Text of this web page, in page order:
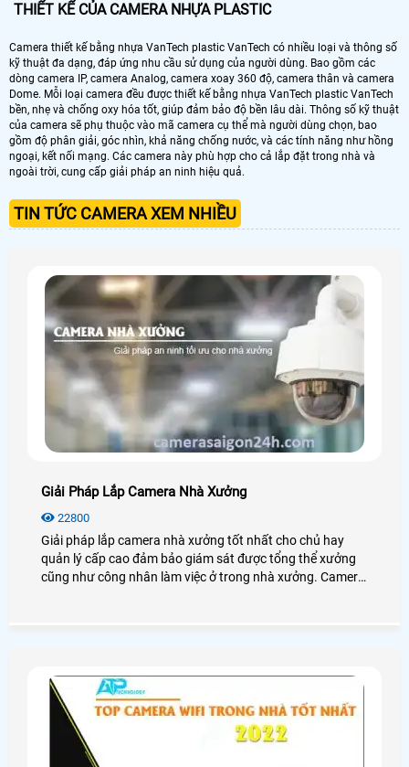
THIẾT KẾ CỦA CAMERA NHỰA PLASTIC
Camera thiết kế bằng nhựa VanTech plastic VanTech có nhiều loại và thông số
kỹ thuật đa dạng, đáp ứng nhu cầu sử dụng của người dùng. Bao gồm các
dòng camera IP, camera Analog, camera xoay 360 độ, camera thân và camera
Dome. Mỗi loại camera đều được thiết kế bằng nhựa VanTech plastic VanTech
bền, nhẹ và chống oxy hóa tốt, giúp đảm bảo độ bền lâu dài. Thông số kỹ thuật
của camera sẽ phụ thuộc vào mã camera cụ thể mà người dùng chọn, bao
gồm độ phân giải, góc nhìn, khả năng chống nước, và các tính năng như hồng
ngoại, kết nối mạng. Các camera này phù hợp cho cả lắp đặt trong nhà và
ngoài trời, cung cấp giải pháp an ninh hiệu quả.
TIN TỨC CAMERA XEM NHIỀU
Giải Pháp Lắp Camera Nhà Xưởng
22800
Giải pháp lắp camera nhà xưởng tốt nhất cho chủ hay
quản lý cấp cao đảm bảo giám sát được tổng thể xưởng
cũng như công nhân làm việc ở trong nhà xưởng. Camera